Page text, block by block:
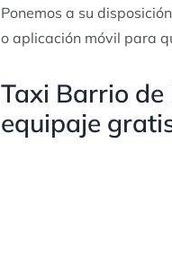
Ponemos a su
o aplicación móvil para
Taxi Barrio
equipaje